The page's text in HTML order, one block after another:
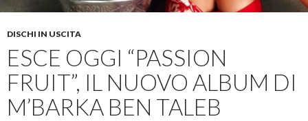
DISCHI IN USCITA
ESCE OGGI “PASSION
FRUIT”, IL NUOVO ALBUM DI
M’BARKA BEN TALEB